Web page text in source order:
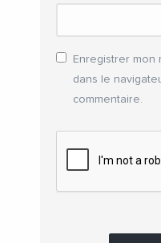
Enregistrer mon
dans le
commentaire.